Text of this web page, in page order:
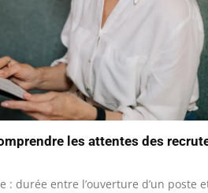
les attentes des
: durée entre l’ouverture d’un